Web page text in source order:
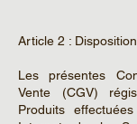
Article 2 :
Les présentes
Vente (CGV)
Produits